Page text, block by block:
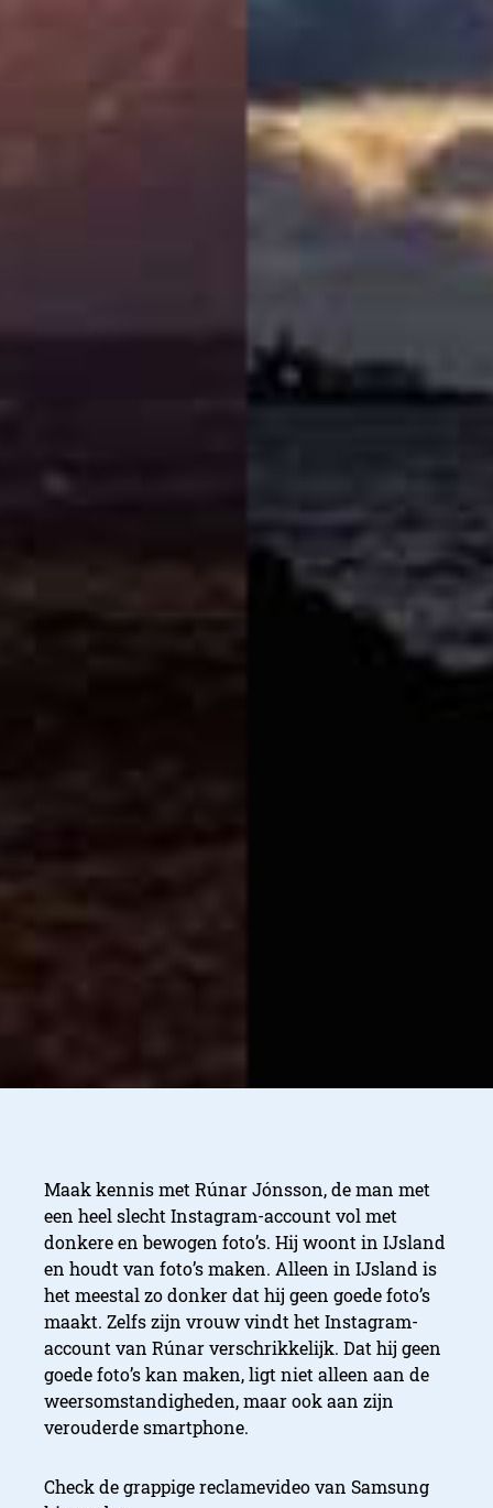
Advertorial
Maak kennis met Rúnar Jónsson, de man met
een heel slecht Instagram-account vol met
donkere en bewogen foto’s. Hij woont in IJsland
en houdt van foto’s maken. Alleen in IJsland is
het meestal zo donker dat hij geen goede foto’s
maakt. Zelfs zijn vrouw vindt het Instagram-
account van Rúnar verschrikkelijk. Dat hij geen
goede foto’s kan maken, ligt niet alleen aan de
weersomstandigheden, maar ook aan zijn
verouderde smartphone.
Check de grappige reclamevideo van Samsung